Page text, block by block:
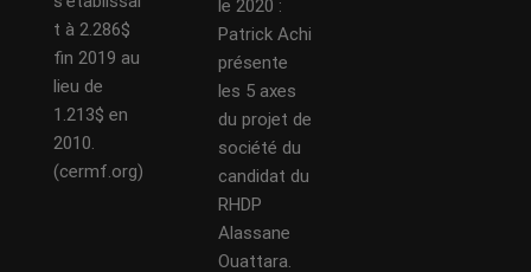
t à 2.286$
fin 2019 au
lieu de
1.213$ en
2010.
(cermf.org)
le 2020 :
Patrick Achi
présente
les 5 axes
du projet de
société du
candidat du
RHDP
Alassane
Ouattara.